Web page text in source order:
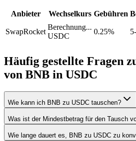
Anbieter Wechselkurs Gebühren
SwapRocket
Berechnung...
USDC
0.25%
Häufig gestellte Fragen
von BNB in USDC
Wie kann ich BNB zu USDC tauschen?
Was ist der Mindestbetrag für den Tausch
Wie lange dauert es, BNB zu USDC zu